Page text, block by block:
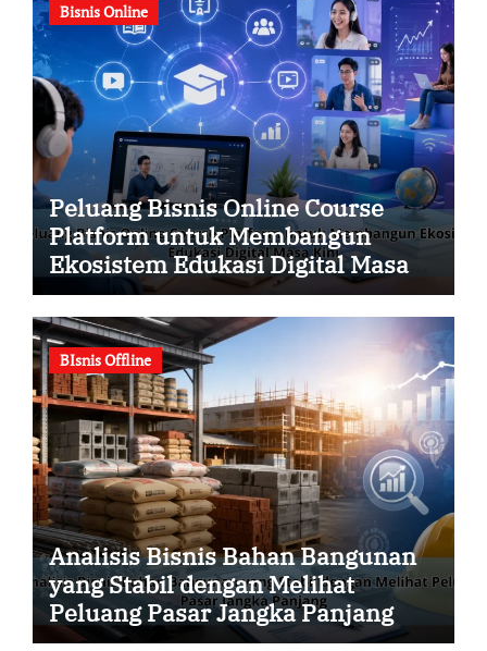
Bisnis Online
Peluang Bisnis Online Course
Platform untuk Membangun
Ekosistem Edukasi Digital Masa
Kini
BIsnis Offline
Analisis Bisnis Bahan Bangunan
yang Stabil dengan Melihat
Peluang Pasar Jangka Panjang